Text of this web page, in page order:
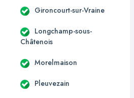
Gironcourt-sur-Vraine
Longchamp-sous-
Châtenois
Morelmaison
Pleuvezain